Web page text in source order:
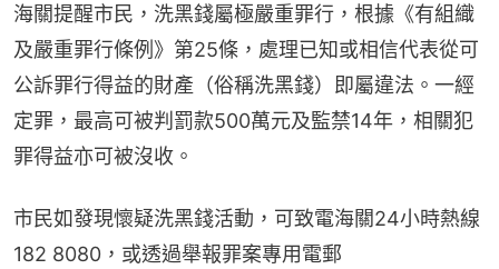
海關提醒市民，洗黑錢屬極嚴重罪行，根據《有組織
及嚴重罪行條例》第25條，處理已知或相信代表從可
公訴罪行得益的財產（俗稱洗黑錢）即屬違法。一經
定罪，最高可被判罰款500萬元及監禁14年，相關犯
罪得益亦可被沒收。
市民如發現懷疑洗黑錢活動，可致電海關24小時熱線
182 8080，或透過舉報罪案專用電郵